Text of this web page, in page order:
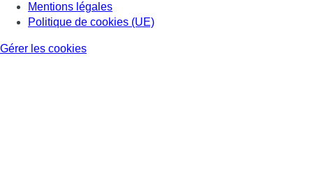
Mentions légales
Politique de cookies (UE)
Gérer les cookies